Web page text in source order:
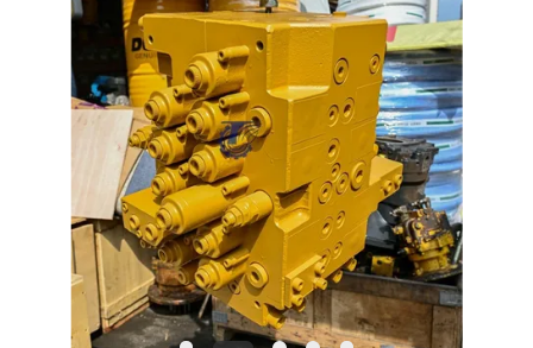
DEMANDE
DE
SOUMISSION
PLAN